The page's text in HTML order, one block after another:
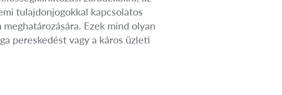
tulajdonjogokkal kapcsolatos
Ezek mind olyan
pereskedést vagy a káros üzleti